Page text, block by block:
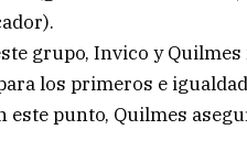
grupo, Invico y
los primeros e
este punto, Quilmes